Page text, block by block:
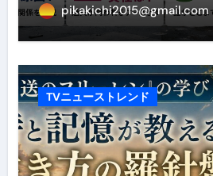
pikakichi2015@gmail.com
TVニューストレンド